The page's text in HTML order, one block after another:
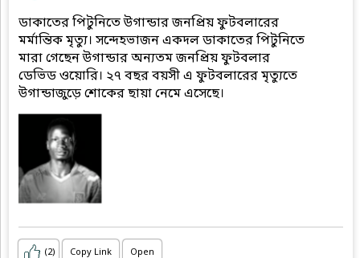
ডাকাতের পিটুনিতে উগান্ডার জনপ্রিয় ফুটবলারের
মর্মান্তিক মৃত্যু। সন্দেহভাজন একদল ডাকাতের পিটুনিতে
মারা গেছেন উগান্ডার অন্যতম জনপ্রিয় ফুটবলার
ডেভিড ওয়োরি। ২৭ বছর বয়সী এ ফুটবলারের মৃত্যুতে
উগান্ডাজুড়ে শোকের ছায়া নেমে এসেছে।
(2) Copy Link Open